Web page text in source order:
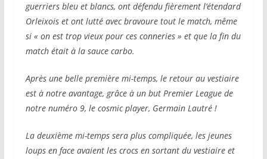
guerriers bleu et blancs, ont défendu fièrement l’étendard
Orleixois et ont lutté avec bravoure tout le match, même
si « on est trop vieux pour ces conneries » et que la fin du
match était à la sauce carbo.
Après une belle première mi-temps, le retour au vestiaire
est à notre avantage, grâce à un but Premier League de
notre numéro 9, le cosmic player, Germain Lautré !
La deuxième mi-temps sera plus compliquée, les jeunes
loups en face avaient les crocs en sortant du vestiaire et